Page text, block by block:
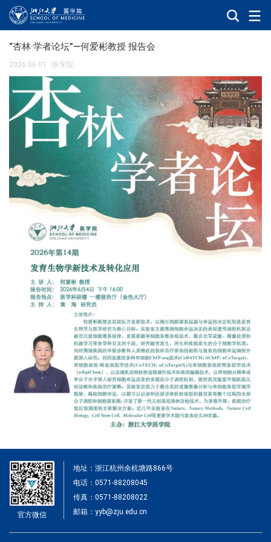
“杏林·学者论坛”—何爱彬教授 报告会
2026.06.01 · 医学院
官方微信
地址：浙江杭州余杭塘路866号
电话：0571-88208045
传真：0571-88208022
邮箱：yyb@zju.edu.cn